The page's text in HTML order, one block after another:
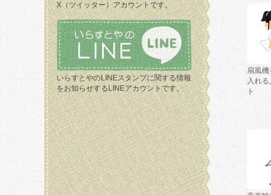
X（ツイッター）アカウントです。
いらすとやのLINEスタンプに関する情報
をお知らせするLINEアカウントです。
扇風機
入れ
ト